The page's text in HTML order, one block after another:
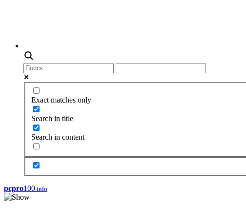
Exact matches only
Search in title
Search in content
pcpro100.info